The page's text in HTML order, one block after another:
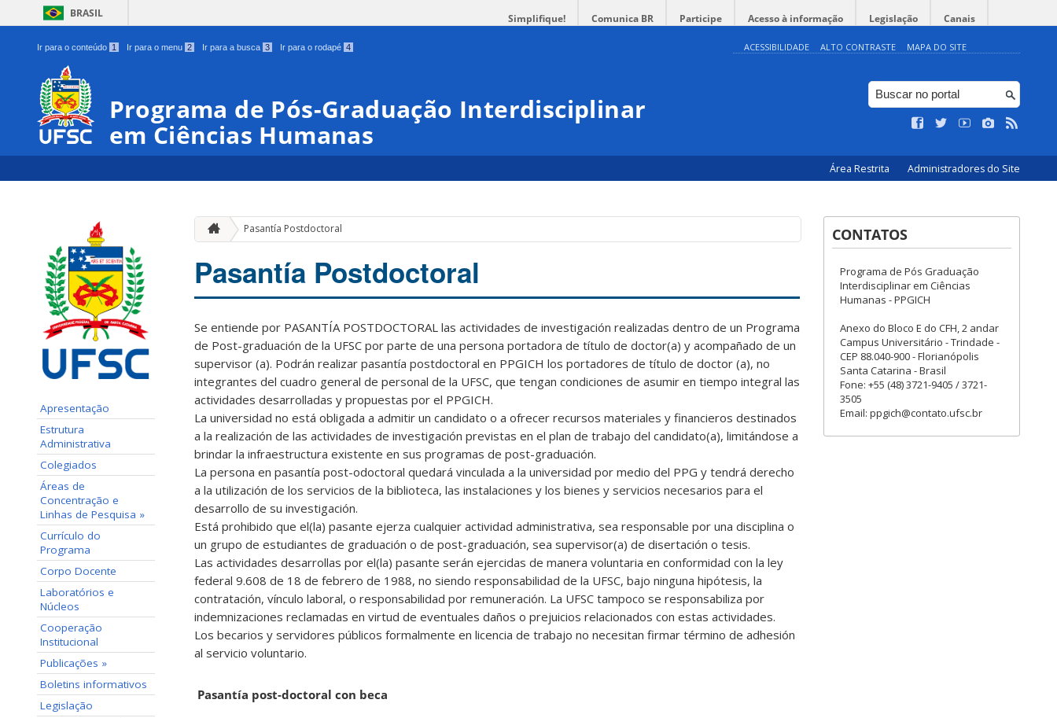
BRASIL Simplifique! Comunica BR Participe Acesso à informação Legislação Canais
Ir para o conteúdo 1 Ir para o menu 2 Ir para a busca 3 Ir para o rodapé 4 ACESSIBILIDADE ALTO CONTRASTE MAPA DO SITE
Programa de Pós-Graduação Interdisciplinar
em Ciências Humanas
Área Restrita Administradores do Site
Apresentação
Estrutura
Administrativa
Colegiados
Áreas de
Concentração e
Linhas de Pesquisa »
Currículo do
Programa
Corpo Docente
Laboratórios e
Núcleos
Cooperação
Institucional
Publicações »
Boletins informativos
Legislação
Pasantía Postdoctoral
Pasantía Postdoctoral
Se entiende por PASANTÍA POSTDOCTORAL las actividades de investigación realizadas dentro de un Programa
de Post-graduación de la UFSC por parte de una persona portadora de título de doctor(a) y acompañado de un
supervisor (a). Podrán realizar pasantía postdoctoral en PPGICH los portadores de título de doctor (a), no
integrantes del cuadro general de personal de la UFSC, que tengan condiciones de asumir en tiempo integral las
actividades desarrolladas y propuestas por el PPGICH.
La universidad no está obligada a admitir un candidato o a ofrecer recursos materiales y financieros destinados
a la realización de las actividades de investigación previstas en el plan de trabajo del candidato(a), limitándose a
brindar la infraestructura existente en sus programas de post-graduación.
La persona en pasantía post-odoctoral quedará vinculada a la universidad por medio del PPG y tendrá derecho
a la utilización de los servicios de la biblioteca, las instalaciones y los bienes y servicios necesarios para el
desarrollo de su investigación.
Está prohibido que el(la) pasante ejerza cualquier actividad administrativa, sea responsable por una disciplina o
un grupo de estudiantes de graduación o de post-graduación, sea supervisor(a) de disertación o tesis.
Las actividades desarrollas por el(la) pasante serán ejercidas de manera voluntaria en conformidad con la ley
federal 9.608 de 18 de febrero de 1988, no siendo responsabilidad de la UFSC, bajo ninguna hipótesis, la
contratación, vínculo laboral, o responsabilidad por remuneración. La UFSC tampoco se responsabiliza por
indemnizaciones reclamadas en virtud de eventuales daños o prejuicios relacionados con estas actividades.
Los becarios y servidores públicos formalmente en licencia de trabajo no necesitan firmar término de adhesión
al servicio voluntario.
Pasantía post-doctoral con beca
CONTATOS
Programa de Pós Graduação
Interdisciplinar em Ciências
Humanas - PPGICH
Anexo do Bloco E do CFH, 2 andar
Campus Universitário - Trindade -
CEP 88.040-900 - Florianópolis
Santa Catarina - Brasil
Fone: +55 (48) 3721-9405 / 3721-
3505
Email: ppgich@contato.ufsc.br